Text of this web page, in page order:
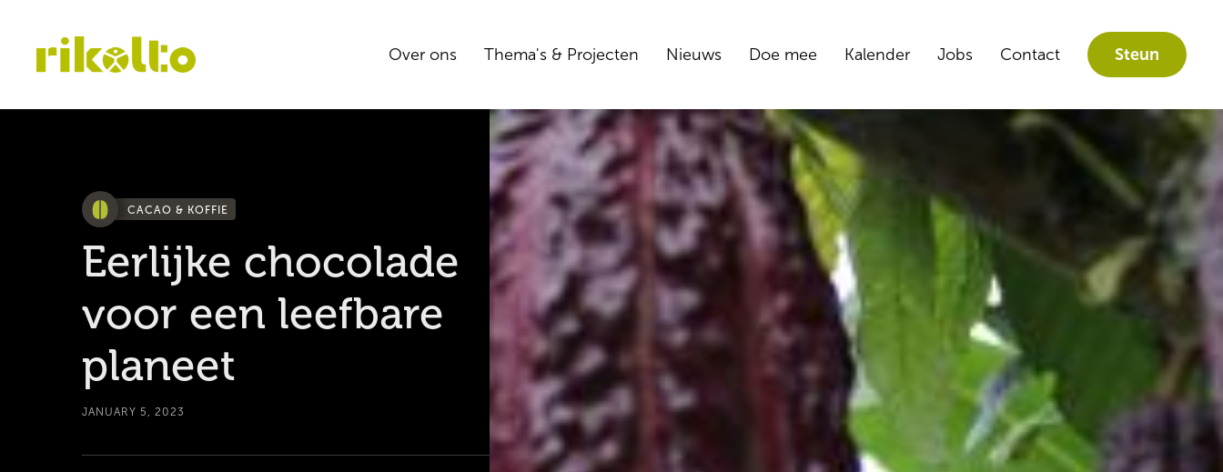
Over ons Thema's & Projecten Nieuws Doe mee Kalender Jobs Contact Steun
CACAO & KOFFIE
Eerlijke chocolade
voor een leefbare
planeet
JANUARY 5, 2023